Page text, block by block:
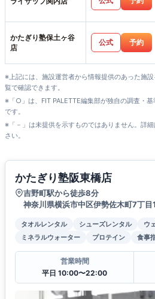
かたぎり塾保土ヶ谷
店
公式 予約
※上記には、施設運営者から情報提供のあった施
覧で確認できます。
※「○」は、FIT PALETTE編集部が独自の調査・
です。
※「－」は未提供を示すものではありません。詳
さい。
かたぎり塾阪東橋店
吉野町駅から徒歩8分
神奈川県横浜市中区伊勢佐木町7丁
タオルレンタル シューズレンタル ウ
ミネラルウォーター
プロテイン 食事
営業時間
平日 10:00〜22:00